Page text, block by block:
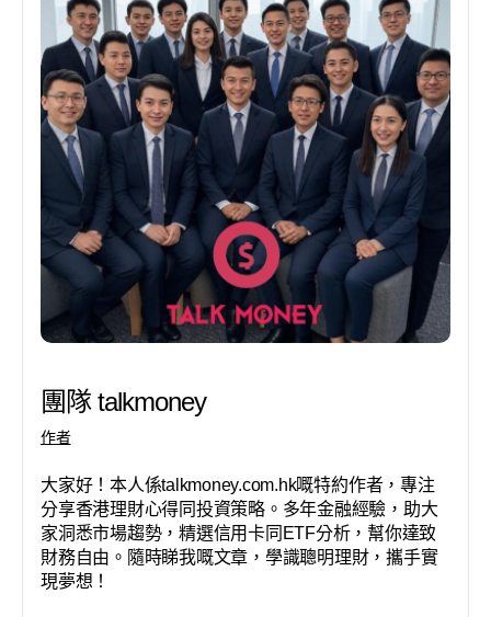
團隊 talkmoney
作者
大家好！本人係talkmoney.com.hk嘅特約作者，專注
分享香港理財心得同投資策略。多年金融經驗，助大
家洞悉市場趨勢，精選信用卡同ETF分析，幫你達致
財務自由。隨時睇我嘅文章，學識聰明理財，攜手實
現夢想！